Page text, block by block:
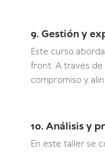
9. Gestión y
Este curso
front. A través de
compromiso y
10. Análisis y
En este taller se